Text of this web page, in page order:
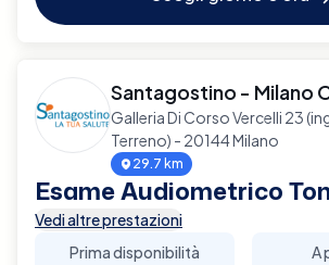
Santagostino - Milano
Galleria Di Corso Vercelli 23
Terreno) - 20144 Milano
29.7 km
Esame Audiometrico
Vedi altre prestazioni
Prima disponibilità
A